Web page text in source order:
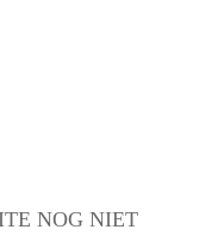
NOG NIET